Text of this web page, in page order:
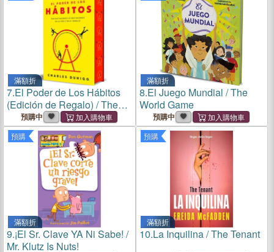
滿額折
7.El Poder de Los Hábitos
(Edición de Regalo) / The
Power of Habit (Gift Edition)
預購中
滿額折
8.El Juego Mundial / The
World Game
預購中
預購
滿額折
9.¡El Sr. Clave YA Ni Sabe! /
Mr. Klutz Is Nuts!
預購
滿額折
10.La Inquilina / The Tenant